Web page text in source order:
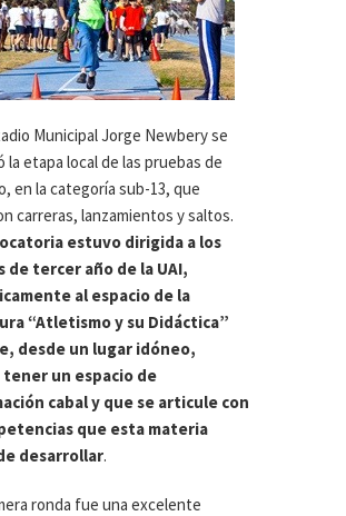
Municipal Jorge Newbery se
la etapa local de las pruebas de
en la categoría sub-13, que
carreras, lanzamientos y saltos.
estuvo dirigida a los
de tercer año de la UAI,
al espacio de la
“Atletismoy su Didáctica”
desde un lugar idóneo,
tener un espacio de
cabal y que se articule con
que esta materia
desarrollar.
ronda fue una excelente